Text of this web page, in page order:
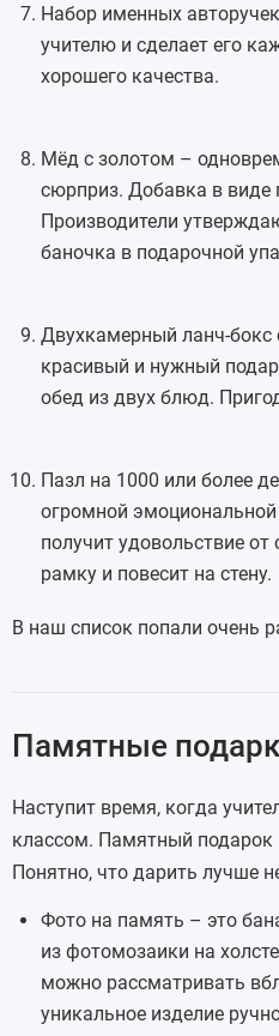
Набор именных авторучек
учителю и сделает его
хорошего качества.
Мёд с золотом –
сюрприз. Добавка в виде
Производители
баночка в подарочной
Двухкамерный ланч-бокс
красивый и нужный
обед из двух блюд.
Пазл на 1000 или более
огромной эмоциональной
получит удовольствие
рамку и повесит на стену.
В наш список попали очень
Памятные
Наступит время, когда
классом. Памятный подарок
Понятно, что дарить лучше
Фото на память – это
из фотомозаики на
можно рассматривать
уникальное изделие